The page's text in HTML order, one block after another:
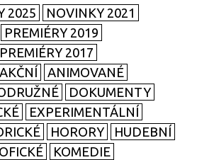
2025
NOVINKY 2021
PREMIÉRY 2019
PREMIÉRY 2017
AKČNÍ
ANIMOVANÉ
DOKUMENTY
EXPERIMENTÁLNÍ
HORORY
HUDEBNÍ
KOMEDIE